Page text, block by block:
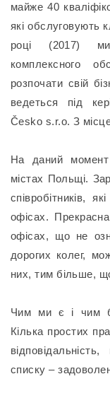
майже 40
які обслуговують
році (2017) ми
комплексного
розпочати свій
ведеться під
Česko s.r.o. З
На даний
містах Польщі.
співробітників,
офісах.
офісах, що не
дорогих колег,
них, тим більше,
Чим ми є і чим
Кілька простих
списку –